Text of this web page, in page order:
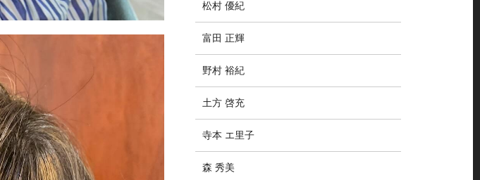
松村 優紀
富田 正輝
野村 裕紀
土方 啓充
寺本 エ里子
森 秀美